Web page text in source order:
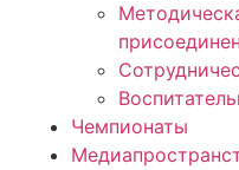
Чемпионаты